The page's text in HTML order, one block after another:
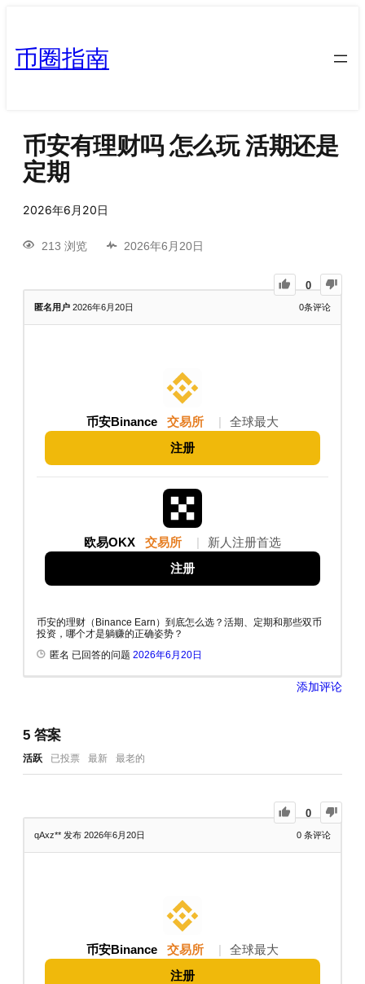
币圈指南
币安有理财吗 怎么玩 活期还是
定期
2026年6月20日
213 浏览 2026年6月20日
0
匿名用户 2026年6月20日 0条评论
币安Binance 交易所 全球最大
注册
欧易OKX 交易所 新人注册首选
注册
币安的理财（Binance Earn）到底怎么选？活期、定期和那些双币
投资，哪个才是躺赚的正确姿势？
匿名 已回答的问题 2026年6月20日
添加评论
5答案
活跃 已投票 最新 最老的
0
qAxz** 发布 2026年6月20日 0 条评论
币安Binance 交易所 全球最大
注册